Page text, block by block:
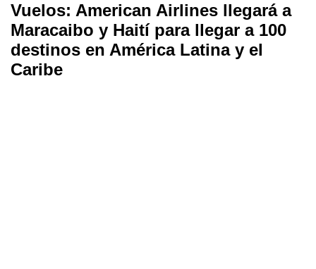
Vuelos: American Airlines llegará a
Maracaibo y Haití para llegar a 100
destinos en América Latina y el
Caribe